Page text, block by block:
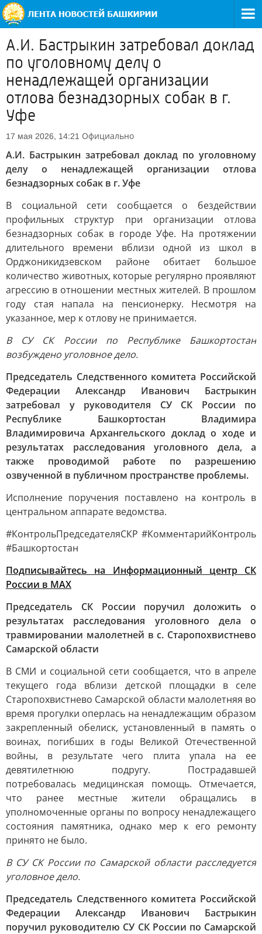
А.И. Бастрыкин затребовал доклад
по уголовному делу о
ненадлежащей организации
отлова безнадзорных собак в г.
Уфе
17 мая 2026, 14:21 Официально
А.И. Бастрыкин затребовал доклад по уголовному
делу о ненадлежащей организации отлова
безнадзорных собак в г. Уфе
В социальной сети сообщается о бездействии
профильных структур при организации отлова
безнадзорных собак в городе Уфе. На протяжении
длительного времени вблизи одной из школ в
Орджоникидзевском районе обитает большое
количество животных, которые регулярно проявляют
агрессию в отношении местных жителей. В прошлом
году стая напала на пенсионерку. Несмотря на
указанное, мер к отлову не принимается.
В СУ СК России по Республике Башкортостан
возбуждено уголовное дело.
Председатель Следственного комитета Российской
Федерации Александр Иванович Бастрыкин
затребовал у руководителя СУ СК России по
Республике Башкортостан Владимира
Владимировича Архангельского доклад о ходе и
результатах расследования уголовного дела, а
также проводимой работе по разрешению
озвученной в публичном пространстве проблемы.
Исполнение поручения поставлено на контроль в
центральном аппарате ведомства.
#КонтрольПредседателяСКР #КомментарийКонтроль
#Башкортостан
Подписывайтесь на Информационный центр СК
России в MAХ
Председатель СК России поручил доложить о
результатах расследования уголовного дела о
травмировании малолетней в с. Старопохвистнево
Самарской области
В СМИ и социальной сети сообщается, что в апреле
текущего года вблизи детской площадки в селе
Старопохвистнево Самарской области малолетняя во
время прогулки оперлась на ненадлежащим образом
закрепленный обелиск, установленный в память о
воинах, погибших в годы Великой Отечественной
войны, в результате чего плита упала на ее
девятилетнюю подругу. Пострадавшей
потребовалась медицинская помощь. Отмечается,
что ранее местные жители обращались в
уполномоченные органы по вопросу ненадлежащего
состояния памятника, однако мер к его ремонту
принято не было.
В СУ СК России по Самарской области расследуется
уголовное дело.
Председатель Следственного комитета Российской
Федерации Александр Иванович Бастрыкин
поручил руководителю СУ СК России по Самарской